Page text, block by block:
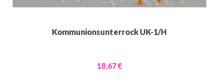
Kommunionsunterrock UK-1/H
18,67 €